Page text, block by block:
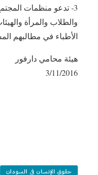
3- تدعو منظمات
والطلاب والمرأة
الأطباء في مطالبهم
هيئة محامي دارفور
3/11/2016
حقوق الإنسان في السودان